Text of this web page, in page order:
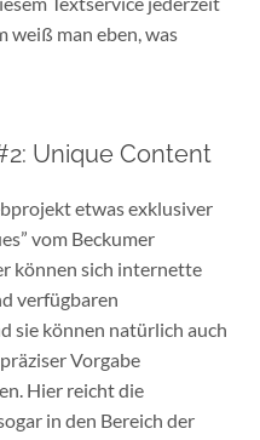
weiß man eben, was
Unique Content
etwas exklusiver
vom Beckumer
können sich internette
verfügbaren
sie können natürlich auch
Vorgabe
Hier reicht die
in den Bereich der